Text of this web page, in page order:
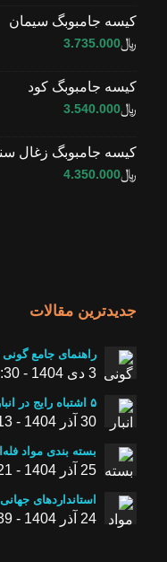
کیسه جامبوبگ سیمان
﷼3.735.000
کیسه جامبوبگ کود
﷼3.540.000
کیسه جامبوبگ زغال
﷼4.350.000
جدیدترین مقالات
راهنمای جامع
3 دی 1404 - 8:30 ب.ظ
۵ اشتباه رایج در انبار کردن مواد پودری
30 آذر 1404 - 11:13 ق.ظ
بسته ‌بندی مواد
25 آذر 1404 - 10:21 ق.ظ
استانداردهای
24 آذر 1404 - 11:39 ق.ظ